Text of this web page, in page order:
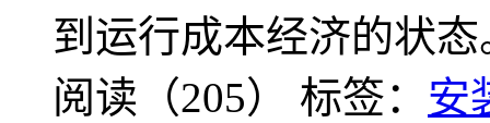
到运行成本经济的状态
阅读（205） 标签： 安